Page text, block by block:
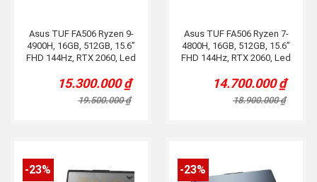
Asus TUF FA506 Ryzen 9-
4900H, 16GB, 512GB, 15.6”
FHD 144Hz, RTX 2060, Led
19.500.000₫
Original
price
was:
15.300.000₫
Current
price
is:
Asus TUF FA506 Ryzen 7-
4800H, 16GB, 512GB, 15.6”
FHD 144Hz, RTX 2060, Led
18.900.000₫
Original
price
was:
14.700.000₫
Current
price
is:
-23% -23%